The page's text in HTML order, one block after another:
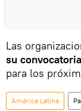
Las
su
para los
América Latina